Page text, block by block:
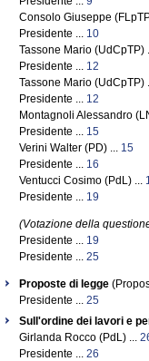
Consolo Giuseppe
Presidente ... 10
Tassone Mario (UdCpTP)
Presidente ... 12
Tassone Mario (UdCpTP)
Presidente ... 12
Montagnoli Alessandro
Presidente ... 15
Verini Walter (PD) ... 15
Presidente ... 16
Ventucci Cosimo (PdL) ...
Presidente ... 19
(Votazione della
Presidente ... 19
Presidente ... 25
Proposte di legge
Presidente ... 25
Sull'ordine dei lavori e
Girlanda Rocco (PdL) ...
Presidente ... 26